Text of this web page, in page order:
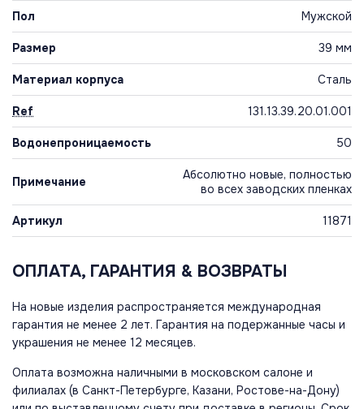
Пол Мужской
Размер 39 мм
Материал корпуса Сталь
Ref 131.13.39.20.01.001
Водонепроницаемость 50
Примечание
Абсолютно новые, полностью
во всех заводских пленках
Артикул 11871
ОПЛАТА, ГАРАНТИЯ & ВОЗВРАТЫ
На новые изделия распространяется международная
гарантия не менее 2 лет. Гарантия на подержанные часы и
украшения не менее 12 месяцев.
Оплата возможна наличными в московском салоне и
филиалах (в Санкт-Петербурге, Казани, Ростове-на-Дону)